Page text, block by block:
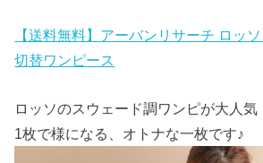
【送料無料】アーバンリサーチ ロッ
切替ワンピース
ロッソのスウェード調ワンピが大人気
1枚で様になる、オトナな一枚です♪